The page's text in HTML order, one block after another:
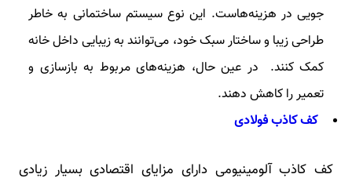
‌جویی در هزینه‌هاست. این نوع سیستم ساختمانی به خاطر
طراحی زیبا و ساختار سبک خود، می‌توانند به زیبایی داخل خانه
کمک کنند. در عین حال، هزینه‌های مربوط به بازسازی و
تعمیر را کاهش دهند.
کف کاذب فولادی
کف کاذب آلومینیومی دارای مزایای اقتصادی بسیار زیادی